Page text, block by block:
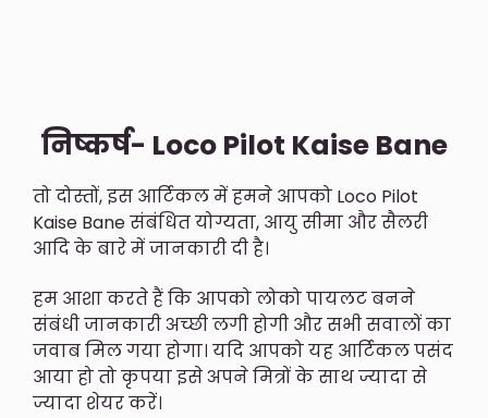
निष्कर्ष- Loco Pilot Kaise Bane
तो दोस्तों, इस आर्टिकल में हमने आपको Loco Pilot
Kaise Bane संबंधित योग्यता, आयु सीमा और सैलरी
आदि के बारे में जानकारी दी है।
हम आशा करते हैं कि आपको लोको पायलट बनने
संबंधी जानकारी अच्छी लगी होगी और सभी सवालों का
जवाब मिल गया होगा। यदि आपको यह आर्टिकल पसंद
आया हो तो कृपया इसे अपने मित्रों के साथ ज्यादा से
ज्यादा शेयर करें।